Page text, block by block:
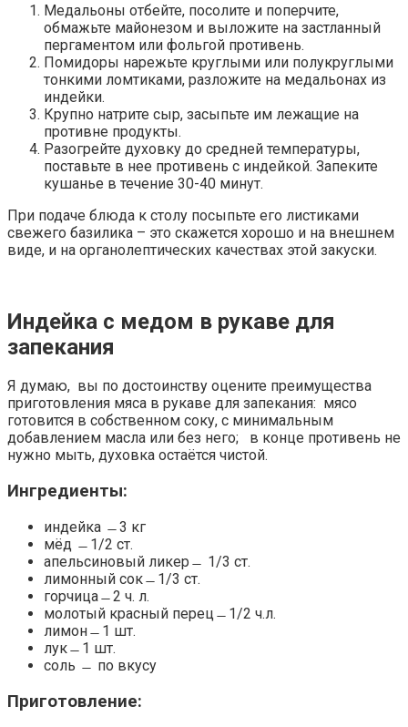
Медальоны отбейте, посолите и поперчите,
обмажьте майонезом и выложите на застланный
пергаментом или фольгой противень.
Помидоры нарежьте круглыми или полукруглыми
тонкими ломтиками, разложите на медальонах из
индейки.
Крупно натрите сыр, засыпьте им лежащие на
противне продукты.
Разогрейте духовку до средней температуры,
поставьте в нее противень с индейкой. Запеките
кушанье в течение 30-40 минут.
При подаче блюда к столу посыпьте его листиками
свежего базилика – это скажется хорошо и на внешнем
виде, и на органолептических качествах этой закуски.
Индейка с медом в рукаве для
запекания
Я думаю, вы по достоинству оцените преимущества
приготовления мяса в рукаве для запекания: мясо
готовится в собственном соку, с минимальным
добавлением масла или без него; в конце противень не
нужно мыть, духовка остаётся чистой.
Ингредиенты:
индейка ̶ 3 кг
мёд ̶ 1/2 ст.
апельсиновый ликер ̶ 1/3 ст.
лимонный сок ̶ 1/3 ст.
горчица ̶ 2 ч. л.
молотый красный перец ̶ 1/2 ч.л.
лимон ̶ 1 шт.
лук ̶ 1 шт.
соль ̶ по вкусу
Приготовление: